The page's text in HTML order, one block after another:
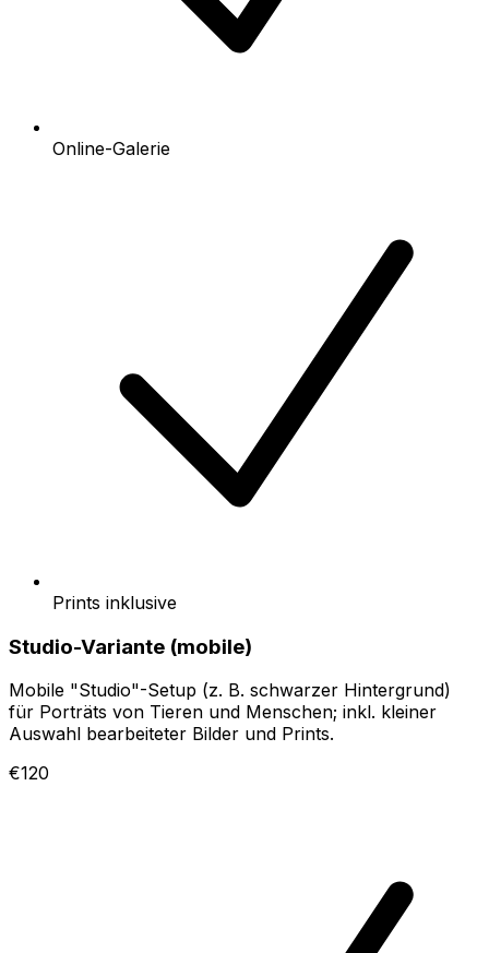
Online-Galerie
Prints inklusive
Studio-Variante (mobile)
Mobile "Studio"-Setup (z. B. schwarzer Hintergrund)
für Porträts von Tieren und Menschen; inkl. kleiner
Auswahl bearbeiteter Bilder und Prints.
€120